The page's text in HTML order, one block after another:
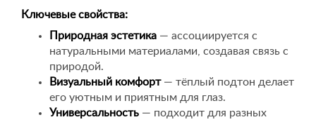
Ключевые свойства:
Природная эстетика — ассоциируется с
натуральными материалами, создавая связь с
природой.
Визуальный комфорт— тёплый подтон делает
его уютным и приятным для глаз.
Универсальность — подходит для разных